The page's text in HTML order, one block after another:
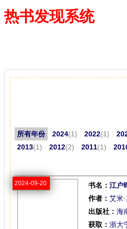
热书发现系统
所有年份 2024(1) 2022(1)
2013(1) 2012(2) 2011(1)
2024-09-20 书名： 江户
作者： 艾米
出版社： 海
获取： 浙大